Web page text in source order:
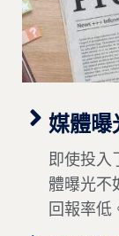
媒體曝
即使投入
體曝光不
回報率低